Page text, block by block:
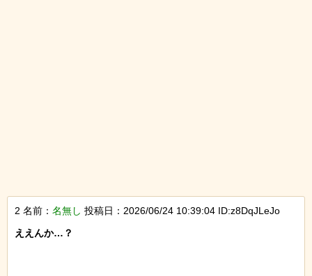
2 名前： 名無し 投稿日：2026/06/24 10:39:04 ID:z8DqJLeJo
ええんか…？